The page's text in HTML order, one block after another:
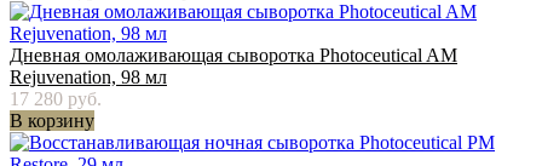
Дневная омолаживающая сыворотка Photoceutical AM
Rejuvenation, 98 мл
17 280 руб.
В корзину